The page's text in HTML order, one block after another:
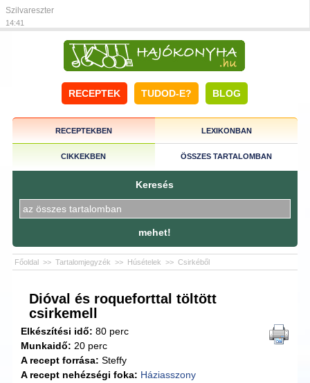
Szilvareszter
14:41
RECEPTEK TUDOD-E? BLOG
RECEPTEKBEN LEXIKONBAN
CIKKEKBEN ÖSSZES TARTALOMBAN
Keresés
mehet!
Főoldal >> Tartalomjegyzék >> Húsételek >> Csirkéből
Dióval és roqueforttal töltött
csirkemell
Elkészítési idő: 80 perc
Munkaidő: 20 perc
A recept forrása: Steffy
A recept nehézségi foka: Háziasszony